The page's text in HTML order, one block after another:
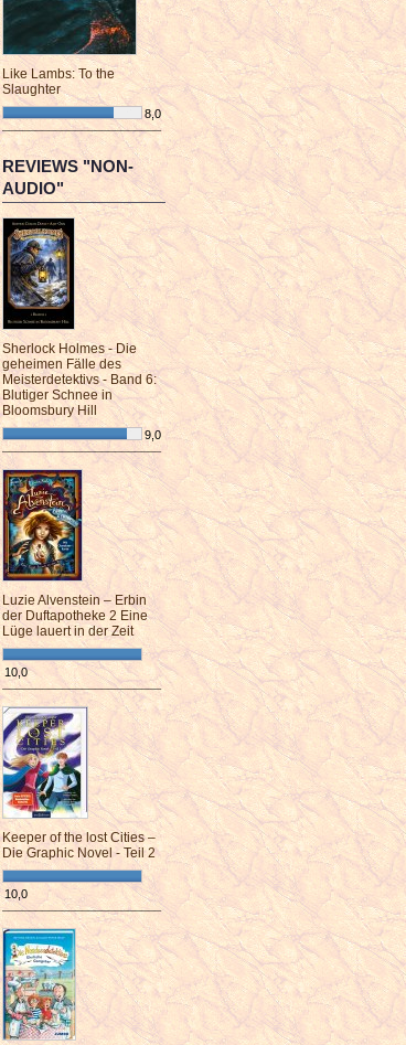
Like Lambs: To the
Slaughter
8,0
¯¯¯¯¯¯¯¯¯¯¯¯¯¯¯¯¯¯¯¯¯¯¯¯
REVIEWS "NON-
AUDIO"
Sherlock Holmes - Die
geheimen Fälle des
Meisterdetektivs - Band 6:
Blutiger Schnee in
Bloomsbury Hill
9,0
¯¯¯¯¯¯¯¯¯¯¯¯¯¯¯¯¯¯¯¯¯¯¯¯
Luzie Alvenstein – Erbin
der Duftapotheke 2 Eine
Lüge lauert in der Zeit
10,0
¯¯¯¯¯¯¯¯¯¯¯¯¯¯¯¯¯¯¯¯¯¯¯¯
Keeper of the lost Cities –
Die Graphic Novel - Teil 2
10,0
¯¯¯¯¯¯¯¯¯¯¯¯¯¯¯¯¯¯¯¯¯¯¯¯